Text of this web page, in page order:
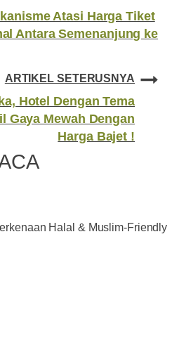
Atasi Harga Tiket
Antara Semenanjung ke
ARTIKEL SETERUSNYA
Hotel Dengan Tema
Gaya Mewah Dengan
Harga Bajet !
Halal & Muslim-Friendly